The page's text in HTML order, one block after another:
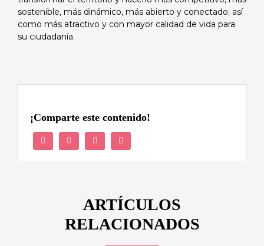
sostenible, más dinámico, más abierto y conectado; así
como más atractivo y con mayor calidad de vida para
su ciudadanía.
¡Comparte este contenido!
ARTÍCULOS
RELACIONADOS